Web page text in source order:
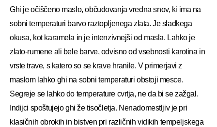
Ghi je očiščeno maslo, občudovanja vredna snov, ki ima na
sobni temperaturi barvo raztopljenega zlata. Je sladkega
okusa, kot karamela in je intenzivnejši od masla. Lahko je
zlato-rumene ali bele barve, odvisno od vsebnosti karotina in
vrste trave, s katero so se krave hranile. V primerjavi z
maslom lahko ghi na sobni temperaturi obstoji mesce.
Segreje se lahko do temperature cvrtja, ne da bi se zažgal.
Indijci spoštujejo ghi že tisočletja. Nenadomestljiv je pri
klasičnih obrokih in bistven pri različnih vidikih tempeljskega